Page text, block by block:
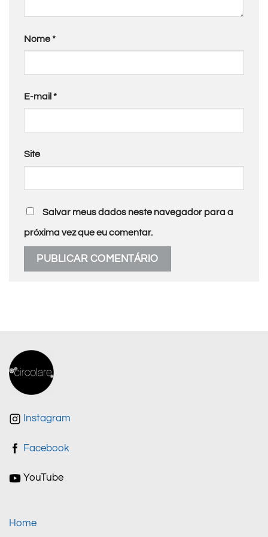
Nome*
E-mail *
Site
Salvar meus dados neste navegador para a
próxima vez que eu comentar.
Instagram
Facebook
YouTube
Home